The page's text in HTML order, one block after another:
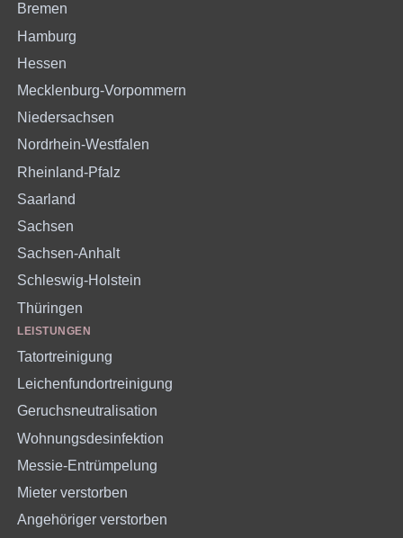
Bremen
Hamburg
Hessen
Mecklenburg-Vorpommern
Niedersachsen
Nordrhein-Westfalen
Rheinland-Pfalz
Saarland
Sachsen
Sachsen-Anhalt
Schleswig-Holstein
Thüringen
LEISTUNGEN
Tatortreinigung
Leichenfundortreinigung
Geruchsneutralisation
Wohnungsdesinfektion
Messie-Entrümpelung
Mieter verstorben
Angehöriger verstorben